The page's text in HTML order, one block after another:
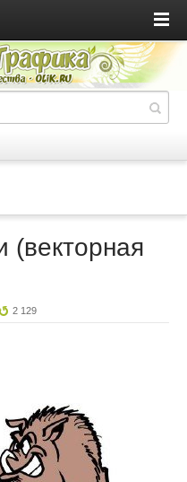
(векторная
2 129